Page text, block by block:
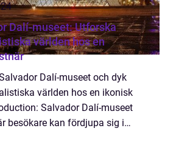
Dalí-museet: Utforska
världen hos en
Dalí-museet och dyk
världen hos en ikonisk
Salvador Dalí-museet
besökare kan fördjupa sig i